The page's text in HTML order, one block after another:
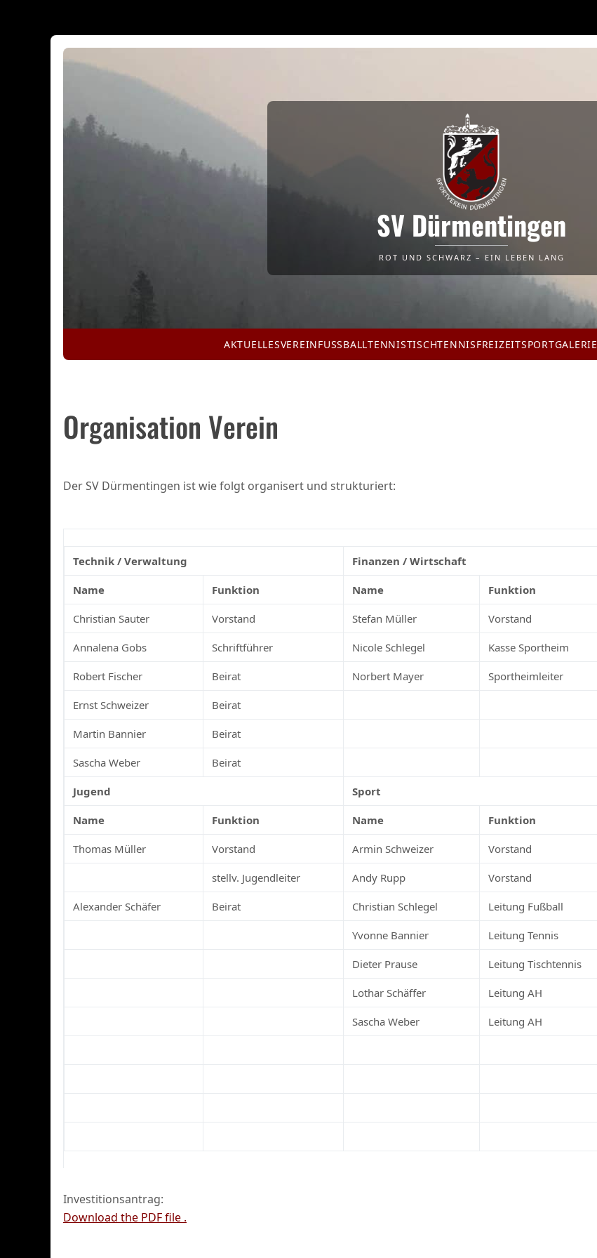
SV Dürmentingen
ROT UND SCHWARZ – EIN LEBEN LANG
AKTUELLESVEREINFUSSBALLTENNISTISCHTENNISFREIZEITSPORTGALERIE
Organisation Verein
Der SV Dürmentingen ist wie folgt organisert und strukturiert:
Technik / Verwaltung Finanzen / Wirtschaft
Name Funktion Name Funktion
Christian Sauter Vorstand Stefan Müller Vorstand
Annalena Gobs Schriftführer Nicole Schlegel Kasse Sportheim
Robert Fischer Beirat Norbert Mayer Sportheimleiter
Ernst Schweizer Beirat
Martin Bannier Beirat
Sascha Weber Beirat
Jugend Sport
Name Funktion Name Funktion
Thomas Müller Vorstand Armin Schweizer Vorstand
stellv. Jugendleiter Andy Rupp Vorstand
Alexander Schäfer Beirat Christian Schlegel Leitung Fußball
Yvonne Bannier Leitung Tennis
Dieter Prause Leitung Tischtennis
Lothar Schäffer Leitung AH
Sascha Weber Leitung AH
Investitionsantrag:
Download the PDF file .